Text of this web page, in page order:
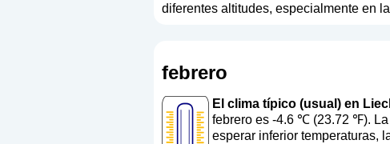
diferentes altitudes, especialmente en
febrero
El clima típico (usual) en
febrero es -4.6 ℃ (23.72 ℉).
esperar inferior temperaturas,